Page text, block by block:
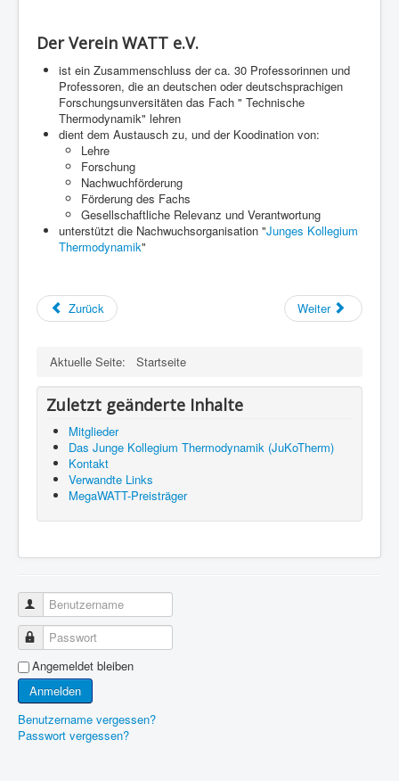
Der Verein WATT e.V.
ist ein Zusammenschluss der ca. 30 Professorinnen und
Professoren, die an deutschen oder deutschsprachigen
Forschungsunversitäten das Fach " Technische
Thermodynamik" lehren
dient dem Austausch zu, und der Koodination von:
Lehre
Forschung
Nachwuchförderung
Förderung des Fachs
Gesellschaftliche Relevanz und Verantwortung
unterstützt die Nachwuchsorganisation "Junges Kollegium
Thermodynamik"
Zurück Weiter
Aktuelle Seite: Startseite
Zuletzt geänderte Inhalte
Mitglieder
Das Junge Kollegium Thermodynamik (JuKoTherm)
Kontakt
Verwandte Links
MegaWATT-Preisträger
Benutzername
Passwort
Angemeldet bleiben
Anmelden
Benutzername vergessen?
Passwort vergessen?